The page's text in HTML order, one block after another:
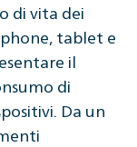
di vita dei
tablet e
il
di
Da un